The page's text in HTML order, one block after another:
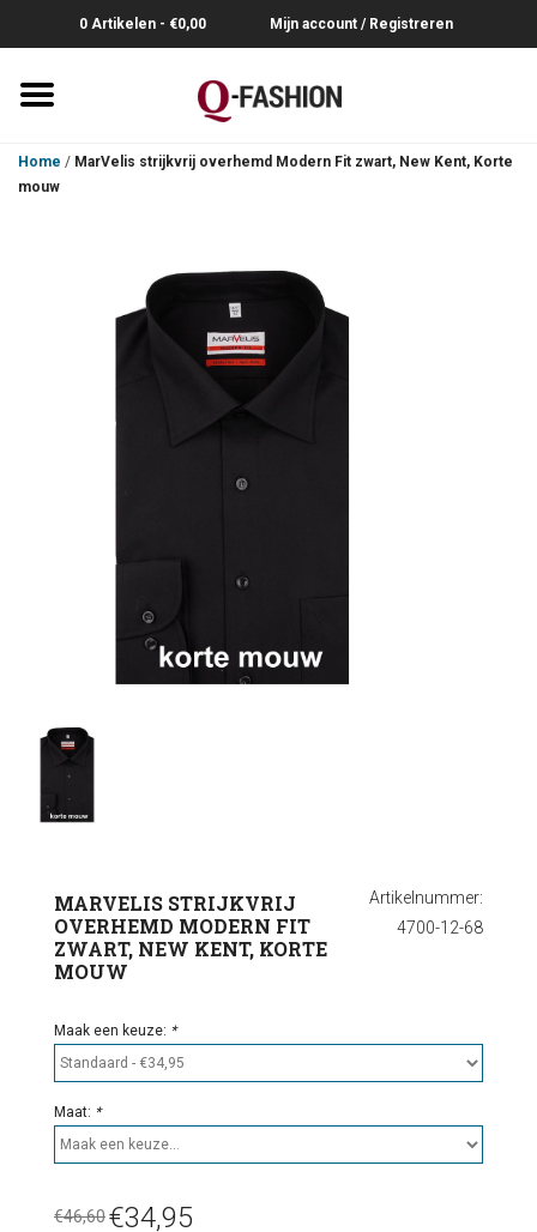
0 Artikelen - €0,00 Mijn account / Registreren
Overhemden
Home / MarVelis strijkvrij overhemd Modern Fit zwart, New Kent, Korte
mouw
Artikelnummer:
4700-12-68
MARVELIS STRIJKVRIJ
OVERHEMD MODERN FIT
ZWART, NEW KENT, KORTE
MOUW
Maak een keuze: *
Maat: *
€46,60€34,95